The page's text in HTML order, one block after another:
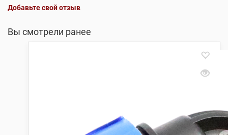
Добавьте свой отзыв
Вы смотрели ранее